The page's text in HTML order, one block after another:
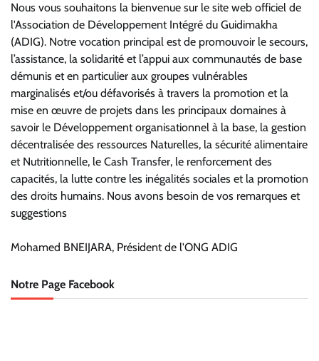
Nous vous souhaitons la bienvenue sur le site web officiel de
l'Association de Développement Intégré du Guidimakha
(ADIG). Notre vocation principal est de promouvoir le secours,
l’assistance, la solidarité et l’appui aux communautés de base
démunis et en particulier aux groupes vulnérables
marginalisés et/ou défavorisés à travers la promotion et la
mise en œuvre de projets dans les principaux domaines à
savoir le Développement organisationnel à la base, la gestion
décentralisée des ressources Naturelles, la sécurité alimentaire
et Nutritionnelle, le Cash Transfer, le renforcement des
capacités, la lutte contre les inégalités sociales et la promotion
des droits humains. Nous avons besoin de vos remarques et
suggestions
Mohamed BNEIJARA, Président de l'ONG ADIG
Notre Page Facebook